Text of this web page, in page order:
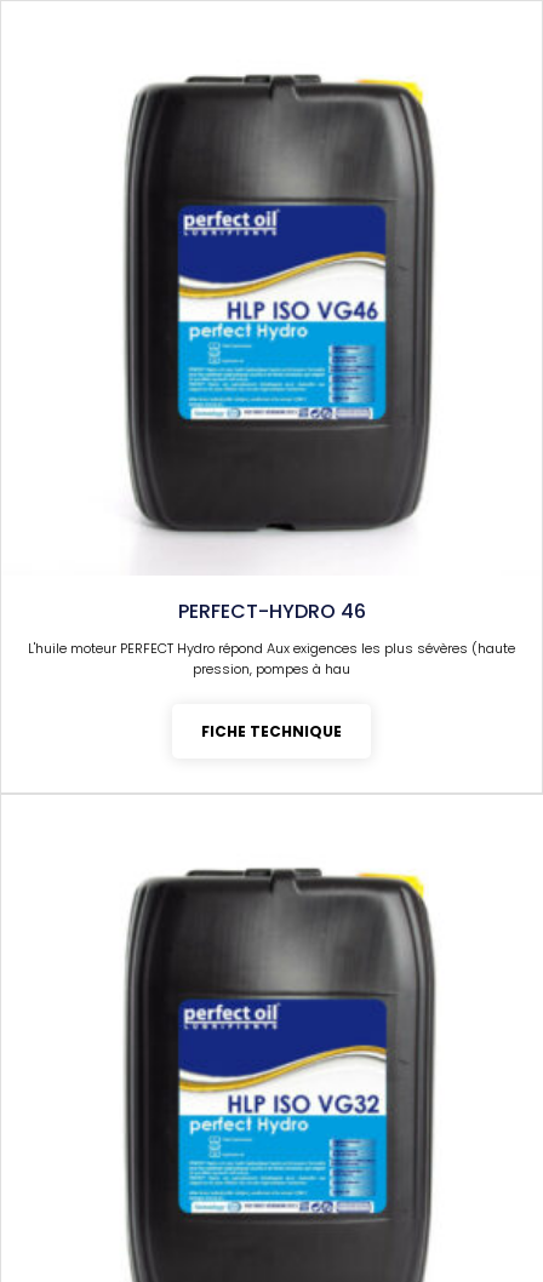
PERFECT-HYDRO 46
L'huile moteur PERFECT Hydro répond Aux exigences les plus sévères (haute
pression, pompes à hau
FICHE TECHNIQUE